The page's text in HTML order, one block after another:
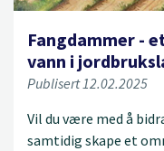
Fangdammer -
vann i
Publisert 12.02.2025
Vil du være med å
samtidig skape et